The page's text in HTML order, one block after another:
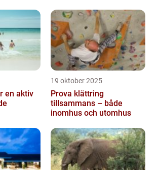
en aktiv
19 oktober 2025
Prova klättring
tillsammans – både
inomhus och utomhus